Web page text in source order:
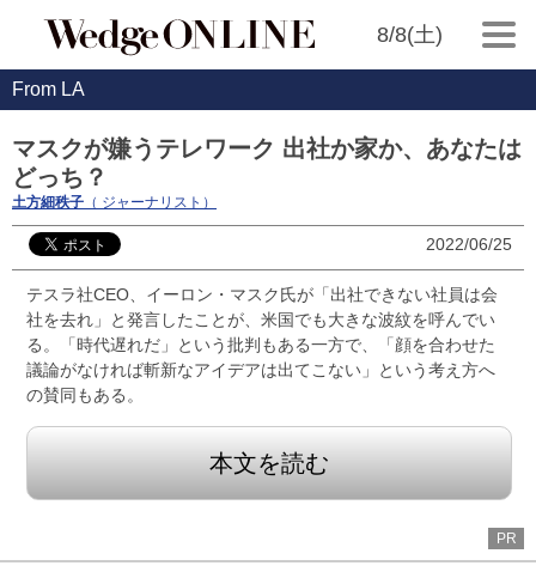
8/8(土)
From LA
マスクが嫌うテレワーク 出社か家か、あなたは
どっち？
土方細秩子 （ ジャーナリスト）
2022/06/25
テスラ社CEO、イーロン・マスク氏が「出社できない社員は会
社を去れ」と発言したことが、米国でも大きな波紋を呼んでい
る。「時代遅れだ」という批判もある一方で、「顔を合わせた
議論がなければ斬新なアイデアは出てこない」という考え方へ
の賛同もある。
本文を読む
PR